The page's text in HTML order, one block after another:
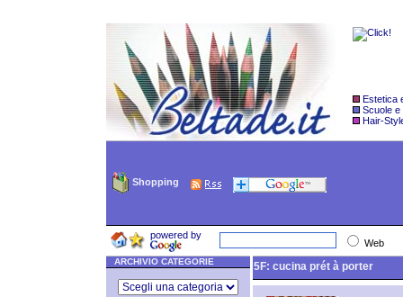
Estetica
Scuole e
Hair-
Shopping
powered by
Web
ARCHIVIO CATEGORIE 5F: cucina prét à porter